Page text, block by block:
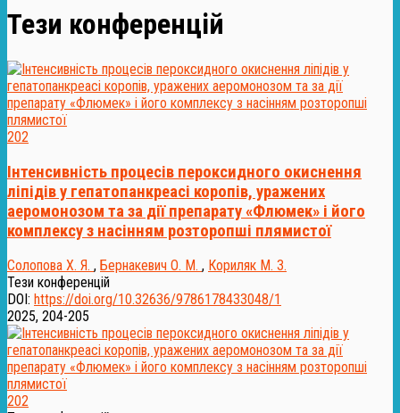
Тези конференцій
202
Інтенсивність процесів пероксидного окиснення
ліпідів у гепатопанкреасі коропів, уражених
аеромонозом та за дії препарату «Флюмек» і його
комплексу з насінням розторопші плямистої
Солопова Х. Я. , Бернакевич О. М. , Кориляк М. З.
Тези конференцій
DOI: https://doi.org/10.32636/9786178433048/1
2025, 204-205
202